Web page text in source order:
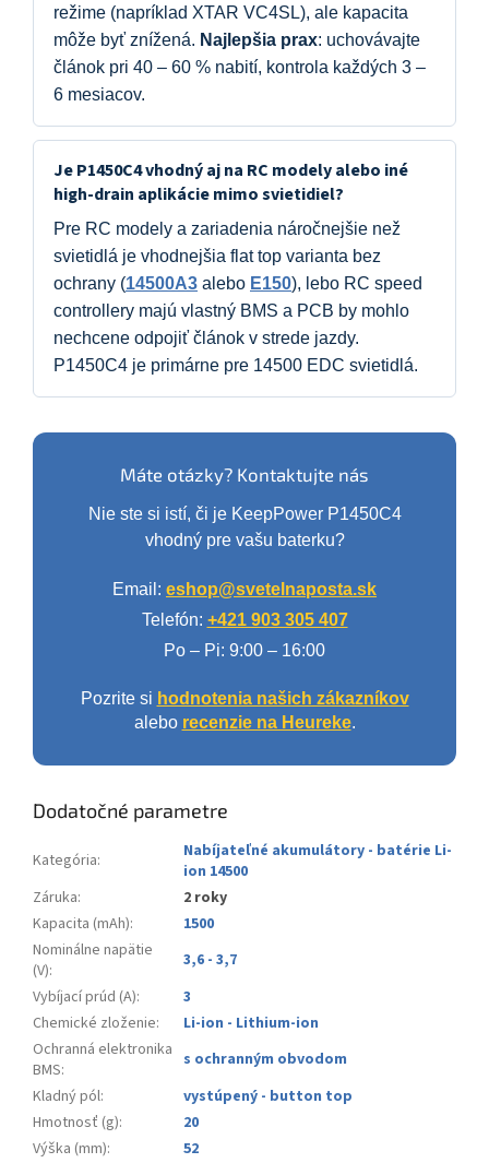
režime (napríklad XTAR VC4SL), ale kapacita
môže byť znížená. Najlepšia prax: uchovávajte
článok pri 40 – 60 % nabití, kontrola každých 3 –
6 mesiacov.
Je P1450C4 vhodný aj na RC modely alebo iné
high-drain aplikácie mimo svietidiel?
Pre RC modely a zariadenia náročnejšie než
svietidlá je vhodnejšia flat top varianta bez
ochrany (14500A3 alebo E150), lebo RC speed
controllery majú vlastný BMS a PCB by mohlo
nechcene odpojiť článok v strede jazdy.
P1450C4 je primárne pre 14500 EDC svietidlá.
Máte otázky? Kontaktujte nás
Nie ste si istí, či je KeepPower P1450C4
vhodný pre vašu baterku?
Email: eshop@svetelnaposta.sk
Telefón: +421 903 305 407
Po – Pi: 9:00 – 16:00
Pozrite si hodnotenia našich zákazníkov
alebo recenzie na Heureke.
Dodatočné parametre
Kategória:
Nabíjateľné akumulátory - batérie Li-
ion 14500
Záruka:
2 roky
Kapacita (mAh):
1500
Nominálne napätie
(V):
3,6 - 3,7
Vybíjací prúd (A):
3
Chemické zloženie:
Li-ion - Lithium-ion
Ochranná elektronika
BMS:
s ochranným obvodom
Kladný pól:
vystúpený - button top
Hmotnosť (g):
20
Výška (mm):
52